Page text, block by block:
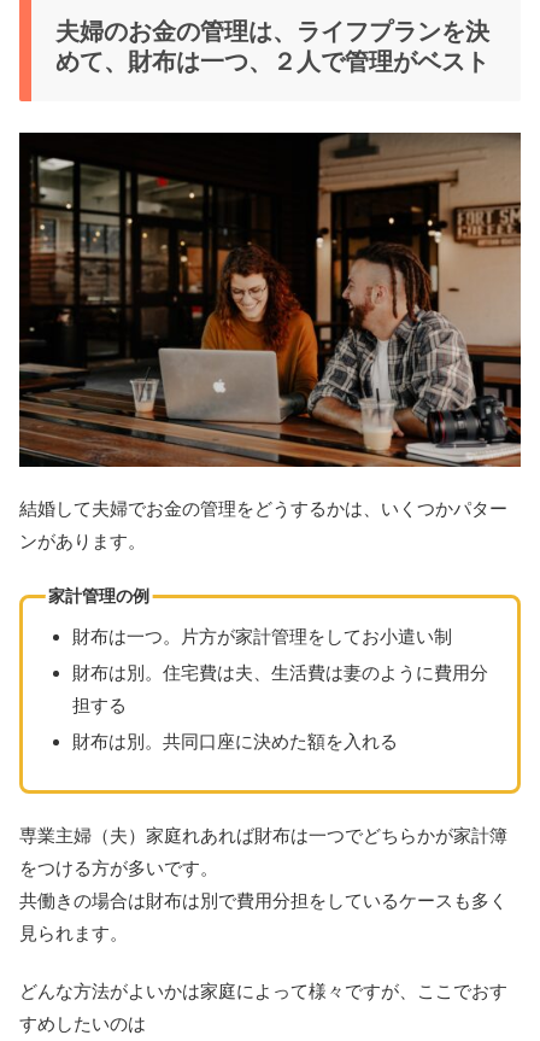
夫婦のお金の管理は、ライフプランを決
めて、財布は一つ、２人で管理がベスト
結婚して夫婦でお金の管理をどうするかは、いくつかパター
ンがあります。
家計管理の例
財布は一つ。片方が家計管理をしてお小遣い制
財布は別。住宅費は夫、生活費は妻のように費用分
担する
財布は別。共同口座に決めた額を入れる
専業主婦（夫）家庭れあれば財布は一つでどちらかが家計簿
をつける方が多いです。
共働きの場合は財布は別で費用分担をしているケースも多く
見られます。
どんな方法がよいかは家庭によって様々ですが、ここでおす
すめしたいのは